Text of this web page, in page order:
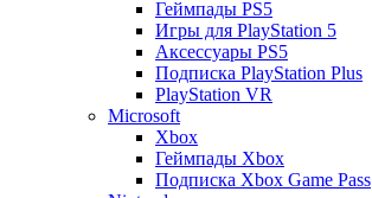
Геймпады PS5
Игры для PlayStation 5
Аксессуары PS5
Подписка PlayStation Plus
PlayStation VR
Microsoft
Xbox
Геймпады Xbox
Подписка Xbox Game Pass